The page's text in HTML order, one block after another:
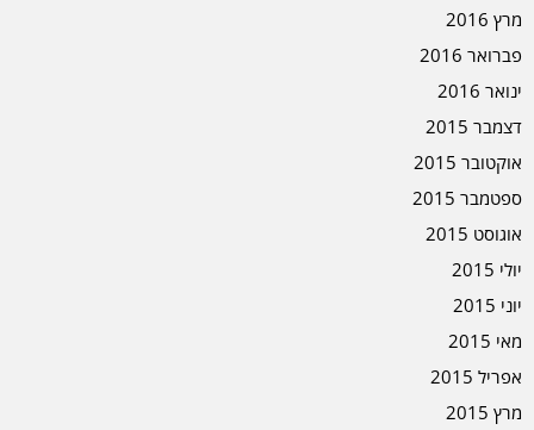
מרץ 2016
פברואר 2016
ינואר 2016
דצמבר 2015
אוקטובר 2015
ספטמבר 2015
אוגוסט 2015
יולי 2015
יוני 2015
מאי 2015
אפריל 2015
מרץ 2015